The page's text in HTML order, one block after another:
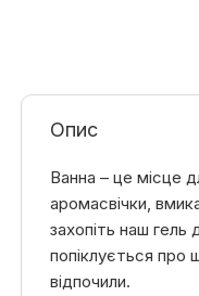
Опис
Ванна – це місце
аромасвічки,
захопіть наш гель
попіклується про
відпочили.